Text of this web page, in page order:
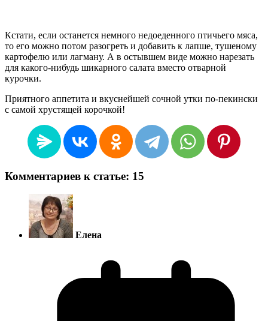
Кстати, если останется немного недоеденного птичьего мяса,
то его можно потом разогреть и добавить к лапше, тушеному
картофелю или лагману. А в остывшем виде можно нарезать
для какого-нибудь шикарного салата вместо отварной
курочки.
Приятного аппетита и вкуснейшей сочной утки по-пекински
с самой хрустящей корочкой!
Комментариев к статье: 15
Елена